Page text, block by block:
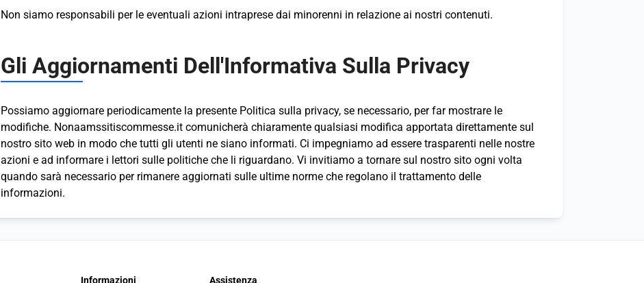
Non siamo responsabili per le eventuali azioni intraprese dai minorenni in relazione ai nostri contenuti.
Gli Aggiornamenti Dell'Informativa Sulla Privacy
Possiamo aggiornare periodicamente la presente Politica sulla privacy, se necessario, per far mostrare le
modifiche. Nonaamssitiscommesse.it comunicherà chiaramente qualsiasi modifica apportata direttamente sul
nostro sito web in modo che tutti gli utenti ne siano informati. Ci impegniamo ad essere trasparenti nelle nostre
azioni e ad informare i lettori sulle politiche che li riguardano. Vi invitiamo a tornare sul nostro sito ogni volta
quando sarà necessario per rimanere aggiornati sulle ultime norme che regolano il trattamento delle
informazioni.
Informazioni Assistenza